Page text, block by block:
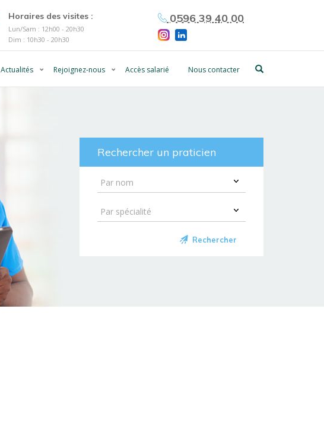
Horaires des visites :
Lun/Sam : 12h00 - 20h30
Dim : 10h30 - 20h30
0596 39 40 00
Actualités Rejoignez-nous Accès salarié Nous contacter
Rechercher un praticien
Rechercher